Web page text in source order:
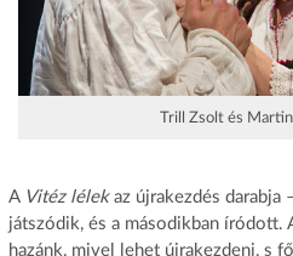
Trill Zsolt és
A Vitéz lélekaz újrakezdés darabja
játszódik, és a másodikban íródott.
hazánk, mivel lehet újrakezdeni, s